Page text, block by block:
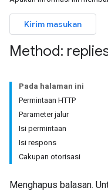
Kirim masukan
Method:
Pada halaman ini
Permintaan HTTP
Parameter jalur
Isi permintaan
Isi respons
Cakupan otorisasi
Menghapus balasan.